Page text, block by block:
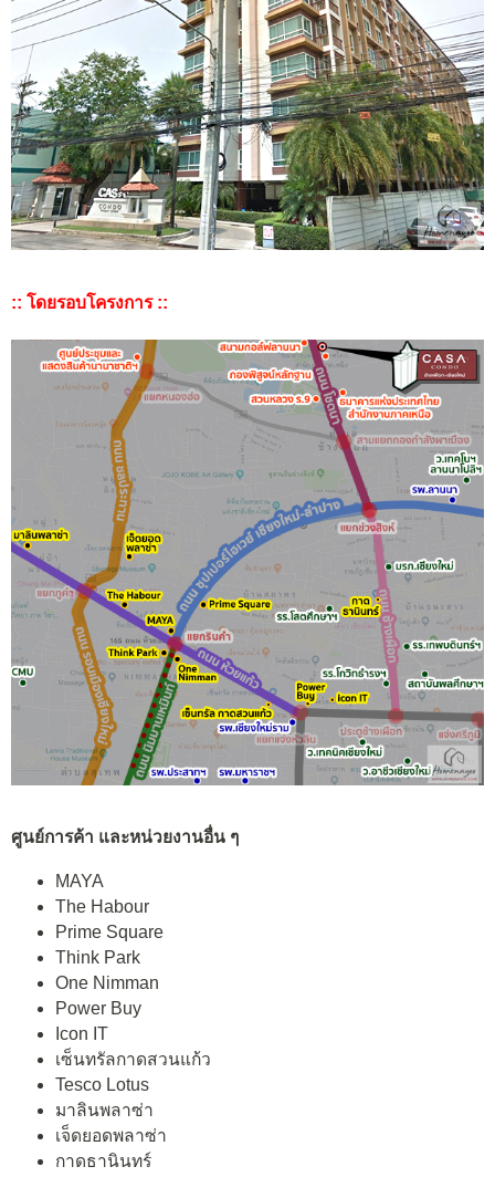
:: โดยรอบโครงการ ::
ศูนย์การค้า และหน่วยงานอื่น ๆ
MAYA
The Habour
Prime Square
Think Park
One Nimman
Power Buy
Icon IT
เซ็นทรัลกาดสวนแก้ว
Tesco Lotus
มาลินพลาซ่า
เจ็ดยอดพลาซ่า
กาดธานินทร์